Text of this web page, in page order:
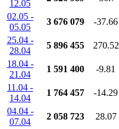
12.05
02.05 -
05.05
3 676 079 -37.66
25.04 -
28.04
5 896 455 270.52
18.04 -
21.04
1 591 400 -9.81
11.04 -
14.04
1 764 457 -14.29
04.04 -
07.04
2 058 723 28.07